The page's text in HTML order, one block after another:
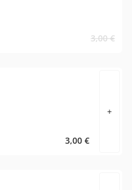
3,00 €
3,00 €
+